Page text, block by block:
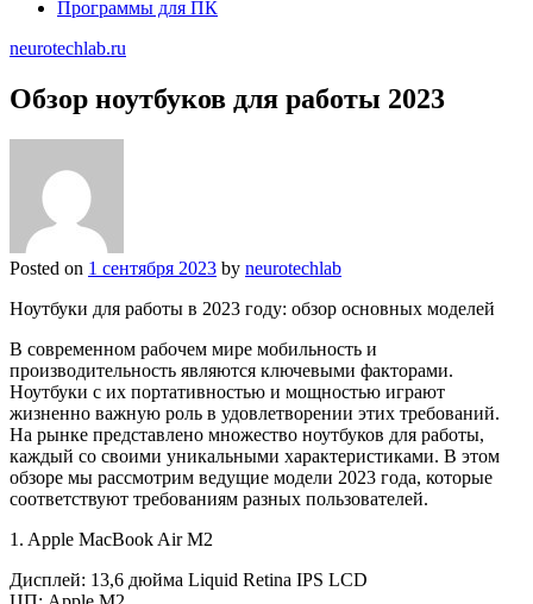
Программы для ПК
neurotechlab.ru
Обзор ноутбуков для работы 2023
Posted on 1 сентября 2023 by neurotechlab
Ноутбуки для работы в 2023 году: обзор основных моделей
В современном рабочем мире мобильность и
производительность являются ключевыми факторами.
Ноутбуки с их портативностью и мощностью играют
жизненно важную роль в удовлетворении этих требований.
На рынке представлено множество ноутбуков для работы,
каждый со своими уникальными характеристиками. В этом
обзоре мы рассмотрим ведущие модели 2023 года, которые
соответствуют требованиям разных пользователей.
1. Apple MacBook Air M2
Дисплей: 13,6 дюйма Liquid Retina IPS LCD